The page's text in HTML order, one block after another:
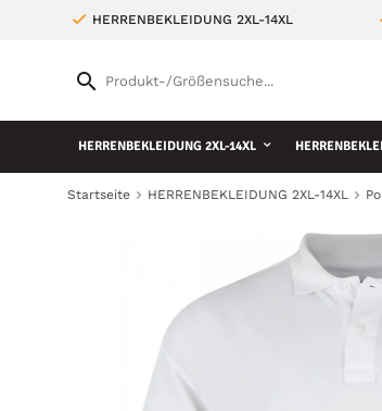
HERRENBEKLEIDUNG 2XL-14XL
HERRENBEKLEIDUNG 2XL-14XL
Startseite HERRENBEKLEIDUNG 2XL-14XL